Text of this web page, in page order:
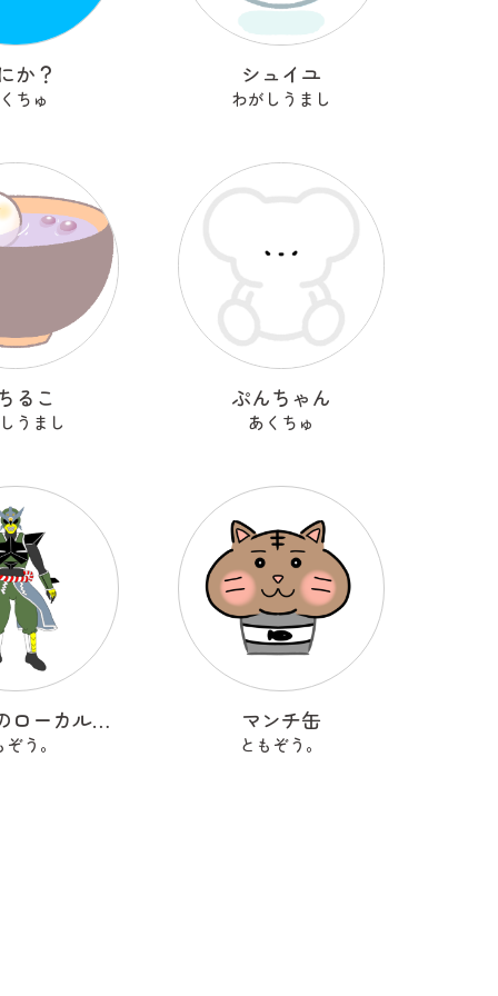
か？
ちゅ
シュイユ
わがしうまし
るこ
うまし
ぷんちゃん
あくちゅ
限界集落のローカルヒーロー
う。
マンチ缶
ともぞう。